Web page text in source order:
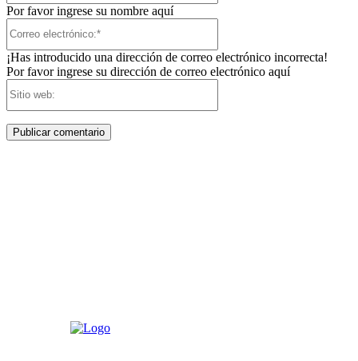
Por favor ingrese su nombre aquí
¡Has introducido una dirección de correo electrónico incorrecta!
Por favor ingrese su dirección de correo electrónico aquí